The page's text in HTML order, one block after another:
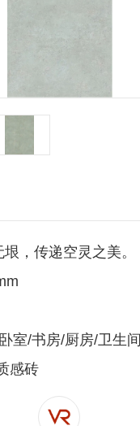
，传递空灵之美。
室/书房/厨房/卫生间
感砖